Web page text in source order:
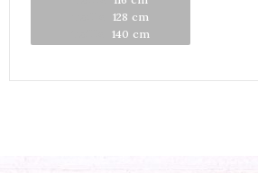
128 cm
140 cm